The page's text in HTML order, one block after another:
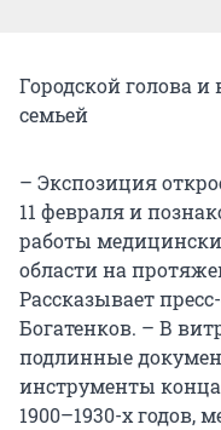
Городской голова
семьей
– Экспозиция
11 февраля и
работы
области на
Рассказывает
Богатенков. – В
подлинные
инструменты
1900–1930-х годов,